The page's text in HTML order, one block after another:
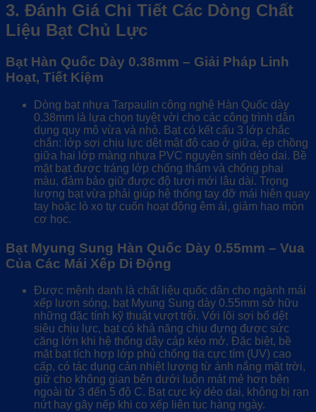
3. Đánh Giá Chi Tiết Các Dòng Chất
Liệu Bạt Chủ Lực
Bạt Hàn Quốc Dày 0.38mm – Giải Pháp Linh
Hoạt, Tiết Kiệm
Dòng bạt nhựa Tarpaulin công nghệ Hàn Quốc dày
0.38mm là lựa chọn tuyệt vời cho các công trình dân
dụng quy mô vừa và nhỏ. Bạt có kết cấu 3 lớp chắc
chắn: lớp sợi chịu lực dệt mật độ cao ở giữa, ép chồng
giữa hai lớp màng nhựa PVC nguyên sinh dẻo dai. Bề
mặt bạt được tráng lớp chống thấm và chống phai
màu, đảm bảo giữ được độ tươi mới lâu dài. Trọng
lượng bạt vừa phải giúp hệ thống tay đỡ mái hiên quay
tay hoặc lò xo tự cuốn hoạt động êm ái, giảm hao mòn
cơ học.
Bạt Myung Sung Hàn Quốc Dày 0.55mm – Vua
Của Các Mái Xếp Di Động
Được mệnh danh là chất liệu quốc dân cho ngành mái
xếp lượn sóng, bạt Myung Sung dày 0.55mm sở hữu
những đặc tính kỹ thuật vượt trội. Với lõi sợi bố dệt
siêu chịu lực, bạt có khả năng chịu đựng được sức
căng lớn khi hệ thống dây cáp kéo mở. Đặc biệt, bề
mặt bạt tích hợp lớp phủ chống tia cực tím (UV) cao
cấp, có tác dụng cản nhiệt lượng từ ánh nắng mặt trời,
giữ cho không gian bên dưới luôn mát mẻ hơn bên
ngoài từ 3 đến 5 độ C. Bạt cực kỳ dẻo dai, không bị rạn
nứt hay gãy nếp khi co xếp liên tục hàng ngày.